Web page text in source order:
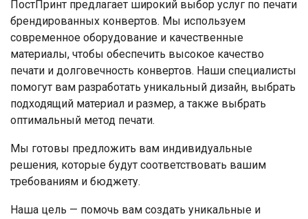
ПостПринт предлагает широкий выбор услуг по печати
брендированных конвертов. Мы используем
современное оборудование и качественные
материалы, чтобы обеспечить высокое качество
печати и долговечность конвертов. Наши специалисты
помогут вам разработать уникальный дизайн, выбрать
подходящий материал и размер, а также выбрать
оптимальный метод печати.
Мы готовы предложить вам индивидуальные
решения, которые будут соответствовать вашим
требованиям и бюджету.
Наша цель — помочь вам создать уникальные и